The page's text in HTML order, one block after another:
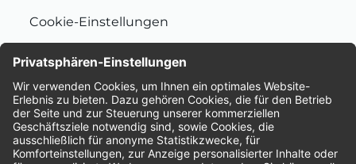
Cookie-Einstellungen
Bewertungen